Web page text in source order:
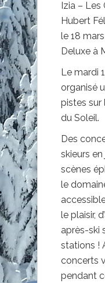
Izia – Les
Hubert
le 18 mars
Deluxe à
Le mardi
organisé
pistes sur
du Soleil.
Des
skieurs
scènes
le
le plaisir,
après-ski
stations !
concerts
pendant